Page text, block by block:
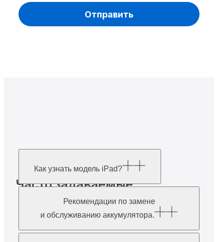
Отправить
Часто задаваемые
вопросы
Как узнать модель iPad?
Рекомендации по замене
и обслуживанию аккумулятора.